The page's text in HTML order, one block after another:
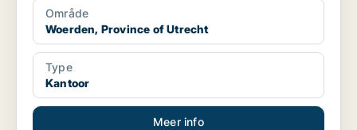
Område
Woerden, Province of Utrecht
Type
Kantoor
Meer info